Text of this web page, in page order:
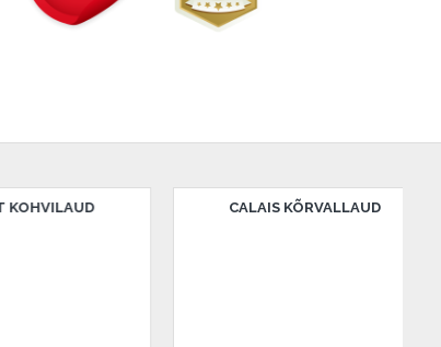
CALAIS KÕRVALLAUD